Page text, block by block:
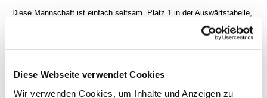
Diese Webseite verwendet Cookies
Wir verwenden Cookies, um Inhalte und Anzeigen zu
Diese Mannschaft ist einfach seltsam. Platz 1 in der Auswärtstabelle,
antworten